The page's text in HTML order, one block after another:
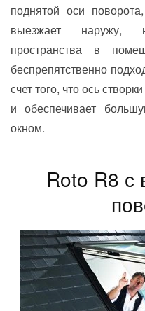
поднятой оси
выезжает наружу,
пространства в
беспрепятственно
счет того, что ось
и обеспечивает
окном.
Roto R8 с